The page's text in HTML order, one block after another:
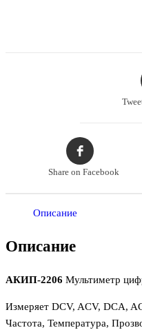
Share on Facebook
Описание
Описание
АКИП-2206 Мультиметр
Измеряет DCV, ACV, DCA,
Частота, Температура,